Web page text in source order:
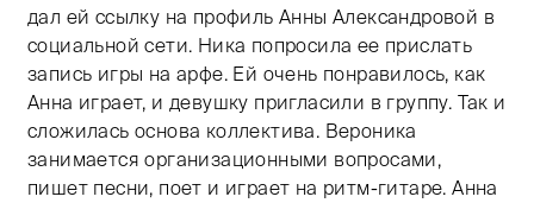
дал ей ссылку на профиль Анны Александровой в
социальной сети. Ника попросила ее прислать
запись игры на арфе. Ей очень понравилось, как
Анна играет, и девушку пригласили в группу. Так и
сложилась основа коллектива. Вероника
занимается организационными вопросами,
пишет песни, поет и играет на ритм-гитаре. Анна